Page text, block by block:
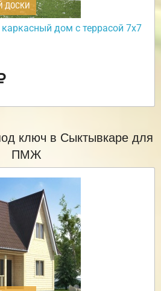
ДОСКИ
дом с террасой 7х7
ключ в Сыктывкаре для
ПМЖ